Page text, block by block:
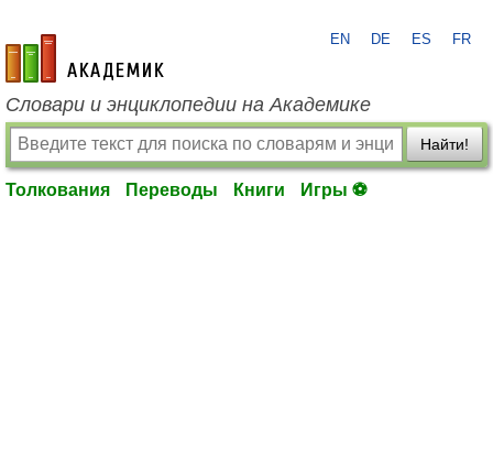
academic.ru
EN DE ES FR
Словари и энциклопедии на Академике
Найти!
Толкования Переводы Книги Игры ⚽